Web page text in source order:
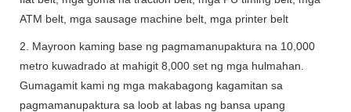
ATM belt, mga sausage machine belt, mga printer belt
2. Mayroon kaming base ng pagmamanupaktura na 10,000
metro kuwadrado at mahigit 8,000 set ng mga hulmahan.
Gumagamit kami ng mga makabagong kagamitan sa
pagmamanupaktura sa loob at labas ng bansa upang